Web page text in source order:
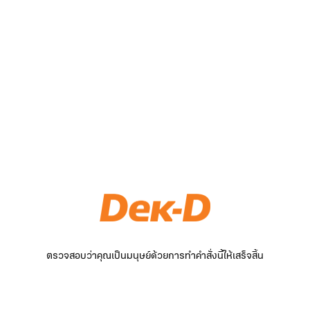
ตรวจสอบว่าคุณเป็นมนุษย์ด้วยการทำคำสั่งนี้ให้เสร็จสิ้น